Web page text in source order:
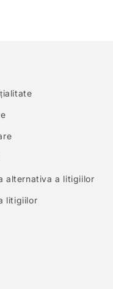
alternativa a litigiilor
litigiilor